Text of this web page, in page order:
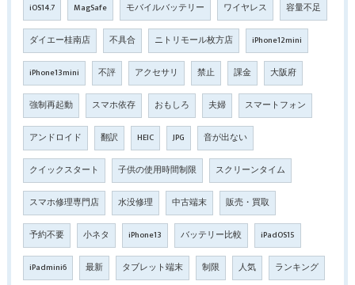
iOS14.7 MagSafe モバイルバッテリー ワイヤレス 容量不足
ダイエー桂南店 不具合 ニトリモール枚方店 iPhone12mini
iPhone13mini 不評 アクセサリ 禁止 課金 大阪府
強制再起動 スマホ依存 おもしろ 夫婦 スマートフォン
アンドロイド 翻訳 HEIC JPG 音が出ない
クイックスタート 子供の使用時間制限 スクリーンタイム
スマホ修理専門店 水没修理 中古端末 販売・買取
予約不要 小ネタ iPhone13 バッテリー比較 iPadOS15
iPadmini6 最新 タブレット端末 制限 人気 ランキング